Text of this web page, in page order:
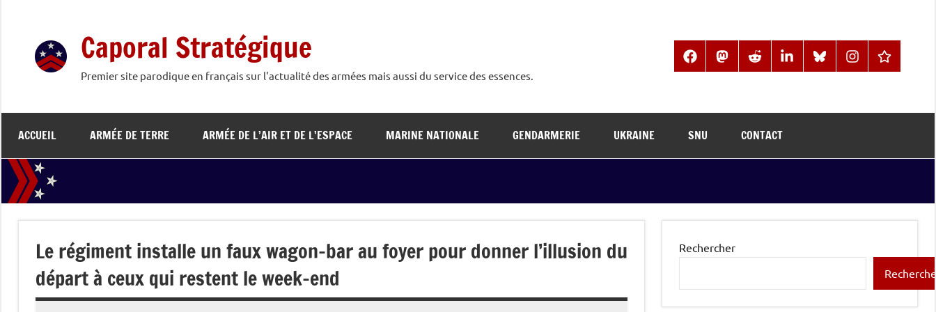
contenu
Caporal Stratégique
Premier site parodique en français sur l'actualité des armées mais aussi du service des essences.
FacebookMastodonReddit LinkedInBlueSkyInstagramThreads
ACCUEIL ARMÉE DE TERRE ARMÉE DE L’AIR ET DE L’ESPACE MARINE NATIONALE GENDARMERIE UKRAINE SNU CONTACT
Le régiment installe un faux wagon-bar au foyer pour donner l’illusion du
départ à ceux qui restent le week-end
Rechercher